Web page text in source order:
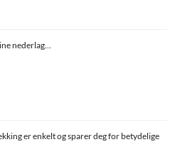
nederlag…
er enkelt og sparer deg for betydelige